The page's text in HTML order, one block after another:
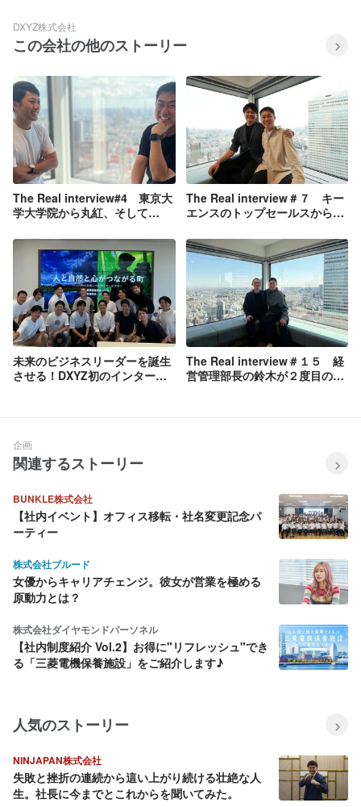
DXYZ株式会社
この会社の他のストーリー
The Real interview#4 東京大
学大学院から丸紅、そして
と今後の展望
The Real interview＃７ キー
エンスのトップセールスから
深掘りした
未来のビジネスリーダーを誕生
させる！DXYZ初のインターン
The Real interview＃１５ 経
営管理部長の鈴木が２度目のオ
企画
関連するストーリー
BUNKLE株式会社
【社内イベント】オフィス移転・社名変更記念パ
ーティー
株式会社ブルード
女優からキャリアチェンジ。彼女が営業を極める
原動力とは？
株式会社ダイヤモンドパーソネル
【社内制度紹介 Vol.2】お得に"リフレッシュ"でき
る「三菱電機保養施設」をご紹介します♪
人気のストーリー
NINJAPAN株式会社
失敗と挫折の連続から這い上がり続ける壮絶な人
生。社長に今までとこれからを聞いてみた。